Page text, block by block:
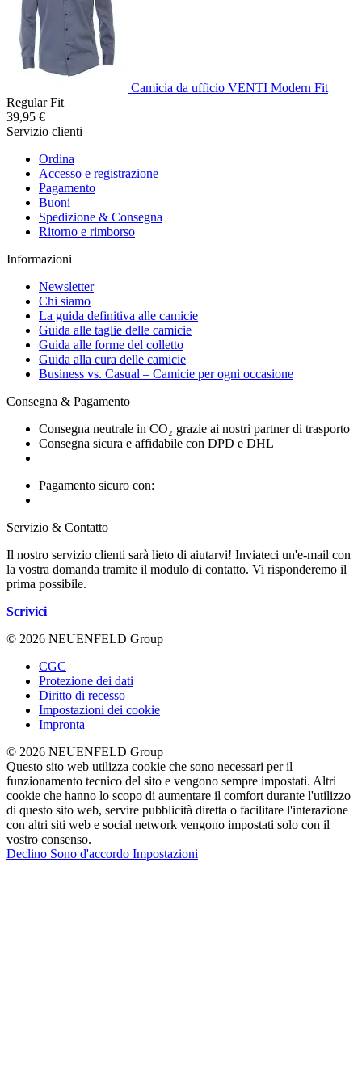
Camicia da ufficio VENTI Modern Fit
Regular Fit
39,95 €
Servizio clienti
Ordina
Accesso e registrazione
Pagamento
Buoni
Spedizione & Consegna
Ritorno e rimborso
Informazioni
Newsletter
Chi siamo
La guida definitiva alle camicie
Guida alle taglie delle camicie
Guida alle forme del colletto
Guida alla cura delle camicie
Business vs. Casual – Camicie per ogni occasione
Consegna & Pagamento
Consegna neutrale in CO₂ grazie ai nostri partner di trasporto
Consegna sicura e affidabile con DPD e DHL
Pagamento sicuro con:
Servizio & Contatto
Il nostro servizio clienti sarà lieto di aiutarvi! Inviateci un'e-mail con
la vostra domanda tramite il modulo di contatto. Vi risponderemo il
prima possibile.
Scrivici
© 2026 NEUENFELD Group
CGC
Protezione dei dati
Diritto di recesso
Impostazioni dei cookie
Impronta
© 2026 NEUENFELD Group
Questo sito web utilizza cookie che sono necessari per il
funzionamento tecnico del sito e vengono sempre impostati. Altri
cookie che hanno lo scopo di aumentare il comfort durante l'utilizzo
di questo sito web, servire pubblicità diretta o facilitare l'interazione
con altri siti web e social network vengono impostati solo con il
vostro consenso.
Declino Sono d'accordo Impostazioni